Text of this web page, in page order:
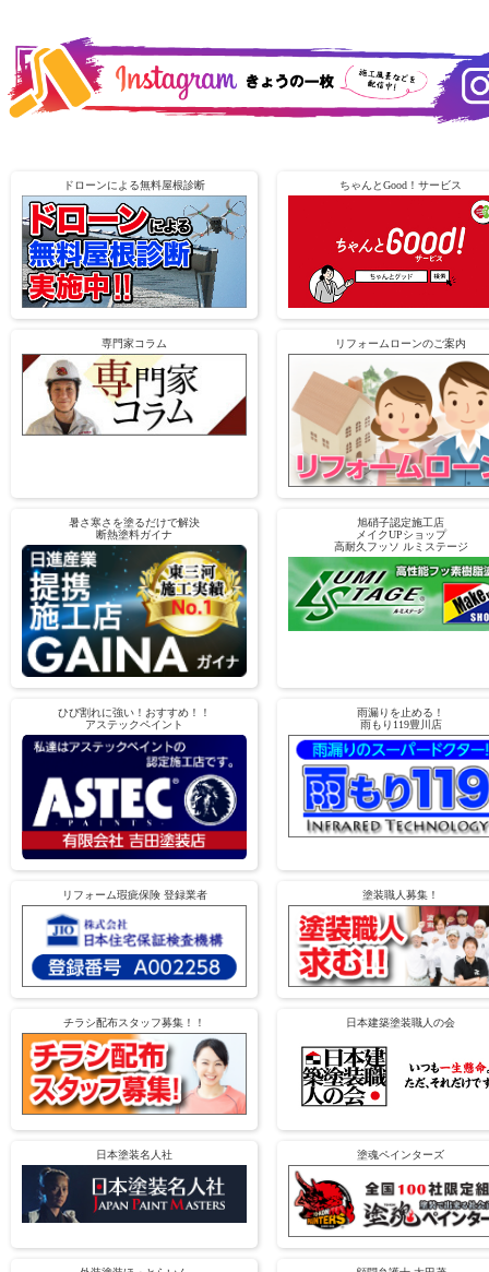
ドローンによる無料屋根診断 ちゃんとGood！サービス
専門家コラム リフォームローンのご案内
暑さ寒さを塗るだけで解決
断熱塗料ガイナ
旭硝子認定施工店
メイクUPショップ
高耐久フッソ ルミステージ
ひび割れに強い！おすすめ！！
アステックペイント
雨漏りを止める！
雨もり119豊川店
リフォーム瑕疵保険 登録業者 塗装職人募集！
チラシ配布スタッフ募集！！ 日本建築塗装職人の会
日本塗装名人社 塗魂ペインターズ